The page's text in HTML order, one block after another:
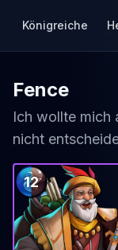
Königreiche
Fence
Ich wollte mich
nicht
12